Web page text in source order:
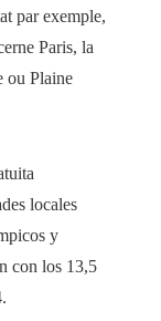
par exemple,
Paris, la
ou Plaine
locales
y
con los 13,5